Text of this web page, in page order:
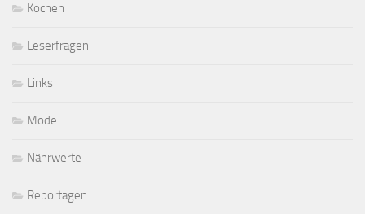
Kochen
Leserfragen
Links
Mode
Nährwerte
Reportagen